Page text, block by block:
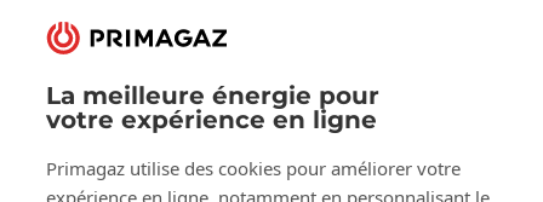
La meilleure énergie pour
votre expérience en ligne
Primagaz utilise des cookies pour améliorer votre
expérience en ligne, notamment en personnalisant le
Suivez-nous sur:
Facebook
LinkedInYouTube